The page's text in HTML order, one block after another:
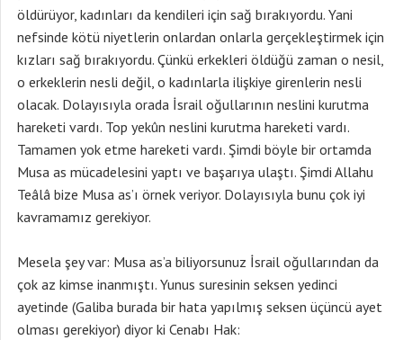
öldürüyor, kadınları da kendileri için sağ bırakıyordu. Yani
nefsinde kötü niyetlerin onlardan onlarla gerçekleştirmek için
kızları sağ bırakıyordu. Çünkü erkekleri öldüğü zaman o nesil,
o erkeklerin nesli değil, o kadınlarla ilişkiye girenlerin nesli
olacak. Dolayısıyla orada İsrail oğullarının neslini kurutma
hareketi vardı. Top yekûn neslini kurutma hareketi vardı.
Tamamen yok etme hareketi vardı. Şimdi böyle bir ortamda
Musa as mücadelesini yaptı ve başarıya ulaştı. Şimdi Allahu
Teâlâ bize Musa as’ı örnek veriyor. Dolayısıyla bunu çok iyi
kavramamız gerekiyor.
Mesela şey var: Musa as’a biliyorsunuz İsrail oğullarından da
çok az kimse inanmıştı. Yunus suresinin seksen yedinci
ayetinde (Galiba burada bir hata yapılmış seksen üçüncü ayet
olması gerekiyor) diyor ki Cenabı Hak: